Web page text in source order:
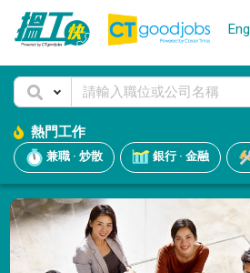
Eng
熱門工作
兼職 · 炒散 銀行 · 金融